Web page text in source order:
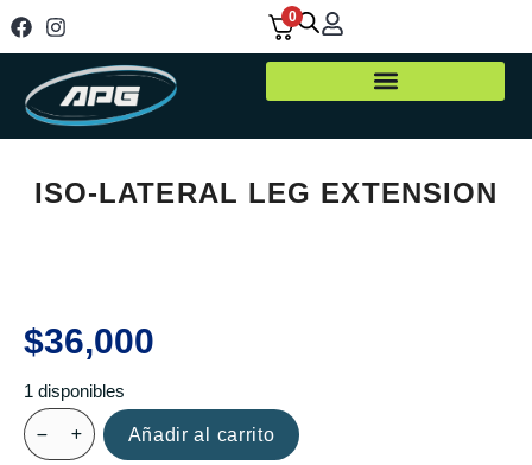
0
ISO-LATERAL LEG EXTENSION
$36,000
1 disponibles
Añadir al carrito